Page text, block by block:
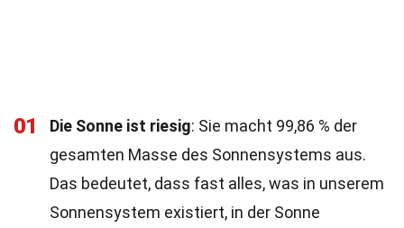
01 Die Sonne ist riesig: Sie macht 99,86 % der
gesamten Masse des Sonnensystems aus.
Das bedeutet, dass fast alles, was in unserem
Sonnensystem existiert, in der Sonne